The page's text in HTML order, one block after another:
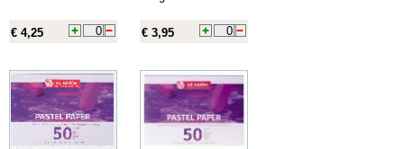
€ 4,25 € 3,95